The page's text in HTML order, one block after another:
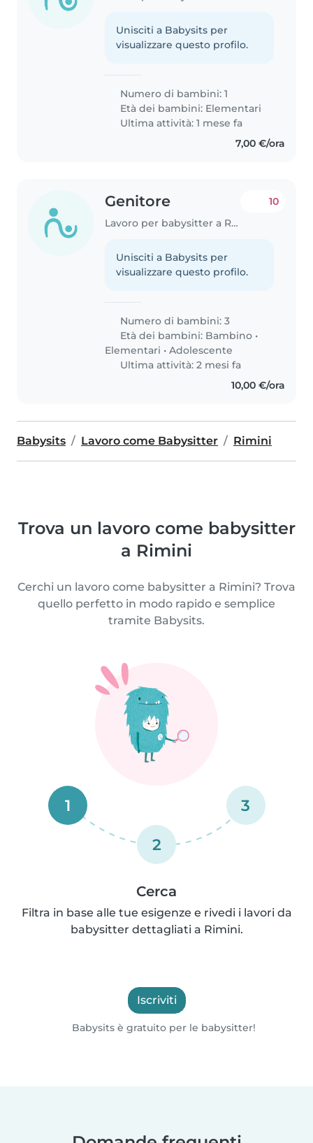
Unisciti a Babysits per
visualizzare questo profilo.
Numero di bambini: 1
Età dei bambini: Elementari
Ultima attività: 1 mese fa
7,00 €/ora
Genitore
Lavoro per babysitter a Rimini
10
Unisciti a Babysits per
visualizzare questo profilo.
Numero di bambini: 3
Età dei bambini: Bambino •
Elementari •Adolescente
Ultima attività: 2 mesi fa
10,00 €/ora
Babysits Lavoro come Babysitter Rimini
Trova un lavoro come babysitter
a Rimini
Cerchi un lavoro come babysitter a Rimini? Trova
quello perfetto in modo rapido e semplice
tramite Babysits.
1
2
3
Cerca
Filtra in base alle tue esigenze e rivedi i lavori da
babysitter dettagliati a Rimini.
Iscriviti
Babysits è gratuito per le babysitter!